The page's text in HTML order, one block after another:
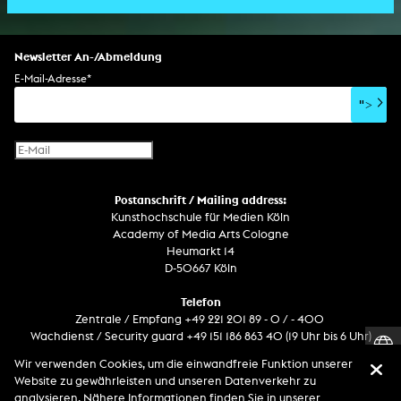
Setdesign
Soundtrack
Kunst am Bau
Album
Soundeffekte
Computerspiel
Benutzerinterface
Virtual Reality
Internet-Fernsehen
Computergrafik
Computerinstallation
Drehbuch
Buchprojekt
Text
Newsletter An-/Abmeldung
E-Mail-Adresse*
">
Postanschrift / Mailing address:
Kunsthochschule für Medien Köln
Academy of Media Arts Cologne
Heumarkt 14
D-50667 Köln
Telefon
Zentrale / Empfang +49 221 201 89 - 0 / - 400
Wachdienst / Security guard +49 151 186 863 40 (19 Uhr bis 6 Uhr)
Entdecken Sie uns auf
Wir verwenden Cookies, um die einwandfreie Funktion unserer
Website zu gewährleisten und unseren Datenverkehr zu
analysieren. Nähere Informationen finden Sie in unserer